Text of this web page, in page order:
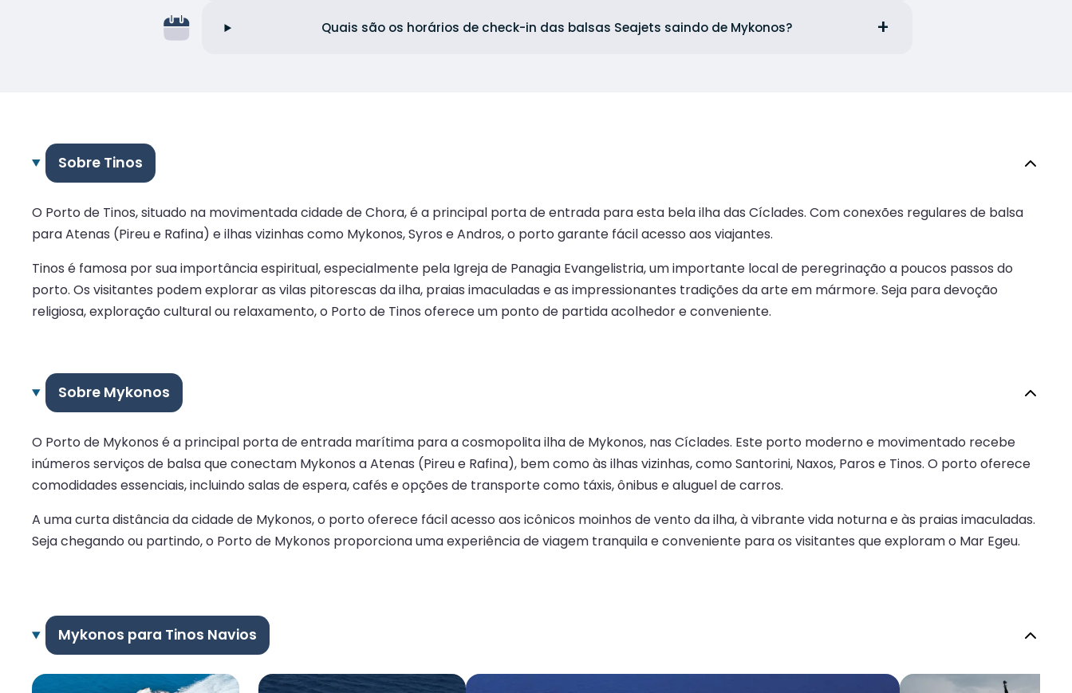
Quais são os horários de check-in das balsas Seajets saindo de Mykonos?
Sobre Tinos
O Porto de Tinos, situado na movimentada cidade de Chora, é a principal porta de entrada para esta bela ilha das Cíclades. Com conexões regulares de balsa
para Atenas (Pireu e Rafina) e ilhas vizinhas como Mykonos, Syros e Andros, o porto garante fácil acesso aos viajantes.
Tinos é famosa por sua importância espiritual, especialmente pela Igreja de Panagia Evangelistria, um importante local de peregrinação a poucos passos do
porto. Os visitantes podem explorar as vilas pitorescas da ilha, praias imaculadas e as impressionantes tradições da arte em mármore. Seja para devoção
religiosa, exploração cultural ou relaxamento, o Porto de Tinos oferece um ponto de partida acolhedor e conveniente.
Sobre Mykonos
O Porto de Mykonos é a principal porta de entrada marítima para a cosmopolita ilha de Mykonos, nas Cíclades. Este porto moderno e movimentado recebe
inúmeros serviços de balsa que conectam Mykonos a Atenas (Pireu e Rafina), bem como às ilhas vizinhas, como Santorini, Naxos, Paros e Tinos. O porto oferece
comodidades essenciais, incluindo salas de espera, cafés e opções de transporte como táxis, ônibus e aluguel de carros.
A uma curta distância da cidade de Mykonos, o porto oferece fácil acesso aos icônicos moinhos de vento da ilha, à vibrante vida noturna e às praias imaculadas.
Seja chegando ou partindo, o Porto de Mykonos proporciona uma experiência de viagem tranquila e conveniente para os visitantes que exploram o Mar Egeu.
Mykonos para Tinos Navios